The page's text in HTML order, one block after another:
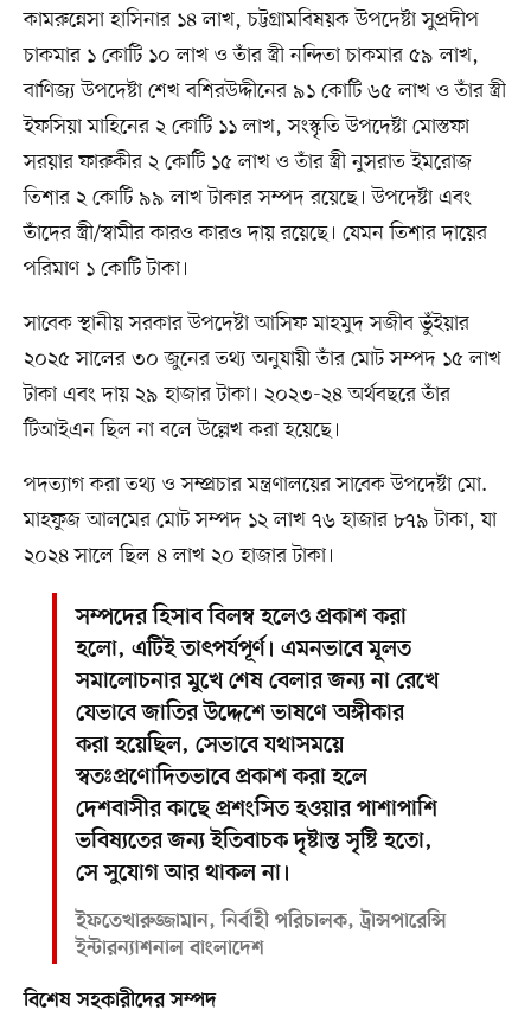
কামরুন্নেসা হাসিনার ১৪ লাখ, চট্টগ্রামবিষয়ক উপদেষ্টা সুপ্রদীপ
চাকমার ১ কোটি ১০ লাখ ও তাঁর স্ত্রী নন্দিতা চাকমার ৫৯ লাখ,
বাণিজ্য উপদেষ্টা শেখ বশিরউদ্দীনের ৯১ কোটি ৬৫ লাখ ও তাঁর স্ত্রী
ইফসিয়া মাহিনের ২ কোটি ১১ লাখ, সংস্কৃতি উপদেষ্টা মোস্তফা
সরয়ার ফারুকীর ২ কোটি ১৫ লাখ ও তাঁর স্ত্রী নুসরাত ইমরোজ
তিশার ২ কোটি ৯৯ লাখ টাকার সম্পদ রয়েছে। উপদেষ্টা এবং
তাঁদের স্ত্রী/স্বামীর কারও কারও দায় রয়েছে। যেমন তিশার দায়ের
পরিমাণ ১ কোটি টাকা।
সাবেক স্থানীয় সরকার উপদেষ্টা আসিফ মাহমুদ সজীব ভুঁইয়ার
২০২৫ সালের ৩০ জুনের তথ্য অনুযায়ী তাঁর মোট সম্পদ ১৫ লাখ
টাকা এবং দায় ২৯ হাজার টাকা। ২০২৩-২৪ অর্থবছরে তাঁর
টিআইএন ছিল না বলে উল্লেখ করা হয়েছে।
পদত্যাগ করা তথ্য ও সম্প্রচার মন্ত্রণালয়ের সাবেক উপদেষ্টা মো.
মাহফুজ আলমের মোট সম্পদ ১২ লাখ ৭৬ হাজার ৮৭৯ টাকা, যা
২০২৪ সালে ছিল ৪ লাখ ২০ হাজার টাকা।
সম্পদের হিসাব বিলম্ব হলেও প্রকাশ করা
হলো, এটিই তাৎপর্যপূর্ণ। এমনভাবে মূলত
সমালোচনার মুখে শেষ বেলার জন্য না রেখে
যেভাবে জাতির উদ্দেশে ভাষণে অঙ্গীকার
করা হয়েছিল, সেভাবে যথাসময়ে
স্বতঃপ্রণোদিতভাবে প্রকাশ করা হলে
দেশবাসীর কাছে প্রশংসিত হওয়ার পাশাপাশি
ভবিষ্যতের জন্য ইতিবাচক দৃষ্টান্ত সৃষ্টি হতো,
সে সুযোগ আর থাকল না।
ইফতেখারুজ্জামান, নির্বাহী পরিচালক, ট্রান্সপারেন্সি
ইন্টারন্যাশনাল বাংলাদেশ
বিশেষ সহকারীদের সম্পদ